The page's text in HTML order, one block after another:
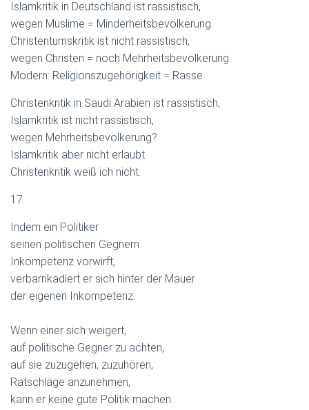
Islamkritik in Deutschland ist rassistisch,
wegen Muslime = Minderheitsbevölkerung.
Christentumskritik ist nicht rassistisch,
wegen Christen = noch Mehrheitsbevölkerung.
Modern: Religionszugehörigkeit = Rasse.
Christenkritik in Saudi Arabien ist rassistisch,
Islamkritik ist nicht rassistisch,
wegen Mehrheitsbevölkerung?
Islamkritik aber nicht erlaubt.
Christenkritik weiß ich nicht.
17.
Indem ein Politiker
seinen politischen Gegnern
Inkompetenz vorwirft,
verbarrikadiert er sich hinter der Mauer
der eigenen Inkompetenz.
Wenn einer sich weigert,
auf politische Gegner zu achten,
auf sie zuzugehen, zuzuhören,
Ratschläge anzunehmen,
kann er keine gute Politik machen.